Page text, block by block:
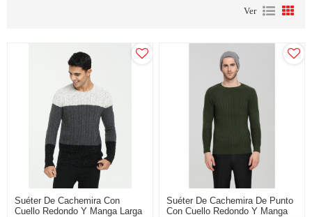
Ver
Suéter De Cachemira Con
Cuello Redondo Y Manga Larga
Suéter De Cachemira De Punto
Con Cuello Redondo Y Manga